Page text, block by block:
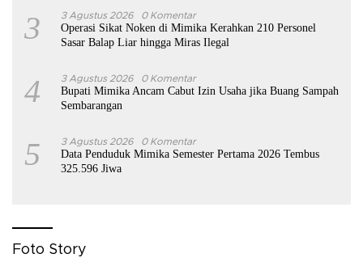
3 3 Agustus 2026 0 Komentar
Operasi Sikat Noken di Mimika Kerahkan 210 Personel
Sasar Balap Liar hingga Miras Ilegal
4 3 Agustus 2026 0 Komentar
Bupati Mimika Ancam Cabut Izin Usaha jika Buang Sampah
Sembarangan
5 3 Agustus 2026 0 Komentar
Data Penduduk Mimika Semester Pertama 2026 Tembus
325.596 Jiwa
Foto Story